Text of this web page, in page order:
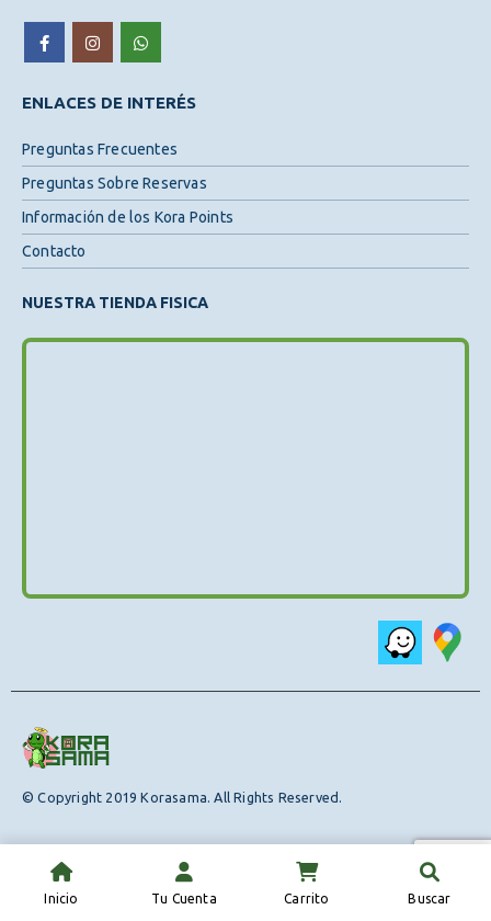
ENLACES DE INTERÉS
Preguntas Frecuentes
Preguntas Sobre Reservas
Información de los Kora Points
Contacto
NUESTRA TIENDA FISICA
© Copyright 2019 Korasama. All Rights Reserved.
Inicio Tu Cuenta Carrito Buscar